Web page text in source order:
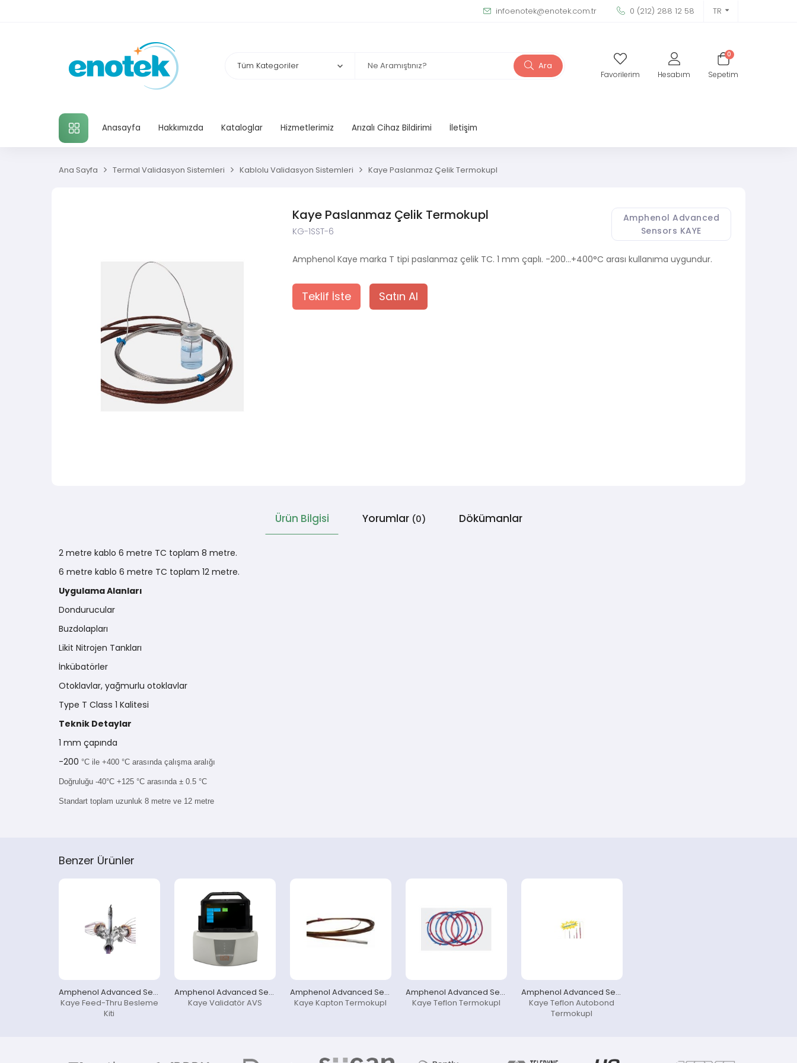
infoenotek@enotek.com.tr 0 (212) 288 12 58 TR
Favorilerim Hesabım
0
Sepetim
Ara
TÜM KATEGORILER
Anasayfa Hakkımızda Kataloglar Hizmetlerimiz Arızalı Cihaz Bildirimi İletişim
Ana Sayfa Termal Validasyon Sistemleri Kablolu Validasyon Sistemleri Kaye Paslanmaz Çelik Termokupl
Amphenol Advanced
Sensors KAYE
Kaye Paslanmaz Çelik Termokupl
KG-1SST-6
Amphenol Kaye marka T tipi paslanmaz çelik TC. 1 mm çaplı. -200…+400°C arası kullanıma uygundur.
Teklif İste Satın Al
Ürün Bilgisi Yorumlar (0) Dökümanlar
2 metre kablo 6 metre TC toplam 8 metre.
6 metre kablo 6 metre TC toplam 12 metre.
Uygulama Alanları
Dondurucular
Buzdolapları
Likit Nitrojen Tankları
İnkübatörler
Otoklavlar, yağmurlu otoklavlar
Type T Class 1 Kalitesi
Teknik Detaylar
1 mm çapında
-200 °C ile +400 °C arasında çalışma aralığı
Doğruluğu -40°C +125 °C arasında ± 0.5 °C
Standart toplam uzunluk 8 metre ve 12 metre
Benzer Ürünler
Kaye Feed-Thru Besleme
Kiti
Kaye Validatör AVS
Kaye Kapton Termokupl
Kaye Teflon Termokupl
Kaye Teflon Autobond
Termokupl